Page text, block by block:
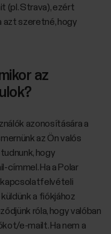
(pl. Strava), ezért
azt szeretné, hogy
az
azonosítására a
az Ön valós
hogy
címmel. Ha a Polar
kapcsolatfelvételi
a fiókjához
róla, hogy valóban
e-mailt. Ha nem a